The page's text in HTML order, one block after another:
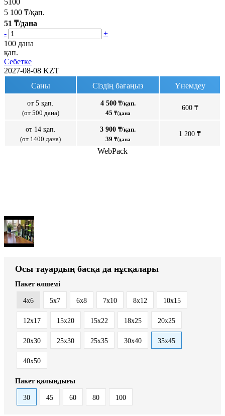
5 100 ₸/қап.
51 ₸/дана
-
+
100 дана
қап.
Себетке
2027-08-08 KZT
Саны
Сіздің бағаңыз Үнемдеу
от 5 қап.
(от 500 дана)
4 500₸/қап.
45 ₸/дана
600 ₸
от 14 қап.
(от 1400 дана)
3 900 ₸/қап.
39 ₸/дана
1 200 ₸
WebPack
Осы тауардың басқа да нұсқалары
Пакет өлшемі
4x6 5x7 6x8 7x10 8x12 10x15
12x17 15x20 15x22 18x25 20x25
20x30 25x30 25x35 30x40 35x45
40x50
Пакет қалыңдығы
30 45 60 80 100